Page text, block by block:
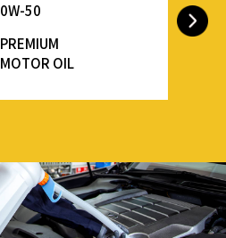
0W-50
PREMIUM
MOTOR OIL